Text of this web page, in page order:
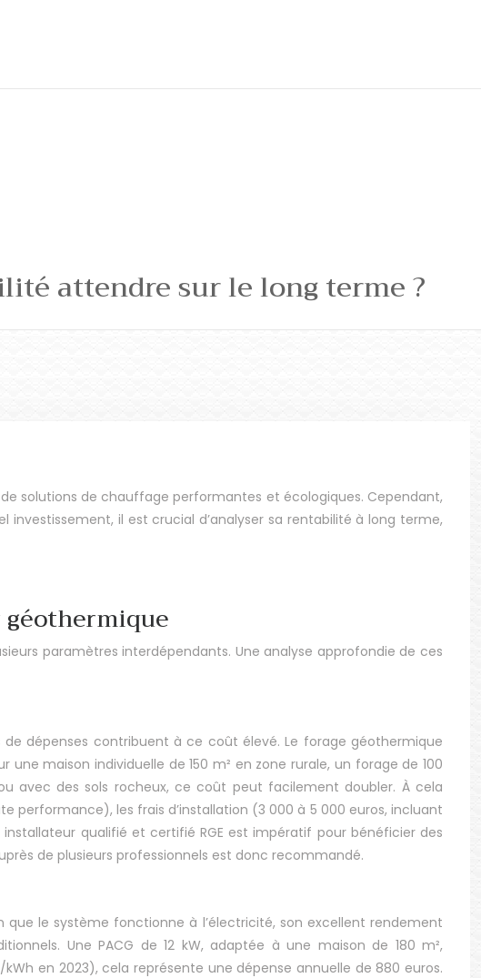
attendre sur le long terme ?
solutions de chauffage performantes et écologiques. Cependant,
investissement, il est crucial d’analyser sa rentabilité à long terme,
géothermique
paramètres interdépendants. Une analyse approfondie de ces
de dépenses contribuent à ce coût élevé. Le forage géothermique
maison individuelle de 150 m² en zone rurale, un forage de 100
avec des sols rocheux, ce coût peut facilement doubler. À cela
performance), les frais d’installation (3 000 à 5 000 euros, incluant
qualifié et certifié RGE est impératif pour bénéficier des
de plusieurs professionnels est donc recommandé.
que le système fonctionne à l’électricité, son excellent rendement
Une PACG de 12 kW, adaptée à une maison de 180 m²,
en 2023), cela représente une dépense annuelle de 880 euros.